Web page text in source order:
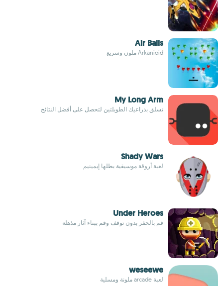
Air Balls
Arkanioid ملون وسريع
My Long Arm
تسلق بذراعيك الطويلتين لتحصل على أفضل النتائج
Shady Wars
لعبة أروقة موسيقية بطلها إيمينيم
Under Heroes
قم بالحفر بدون توقف وقم ببناء آثار مذهلة
weseewe
لعبة arcade ملونة ومسلية